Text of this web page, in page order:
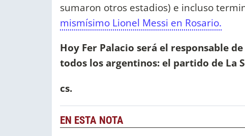
sumaron otros estadios) e incluso
mismísimo Lionel Messi en Rosario.
Hoy Fer Palacio será el responsable
todos los argentinos: el partido de La
cs.
EN ESTA NOTA